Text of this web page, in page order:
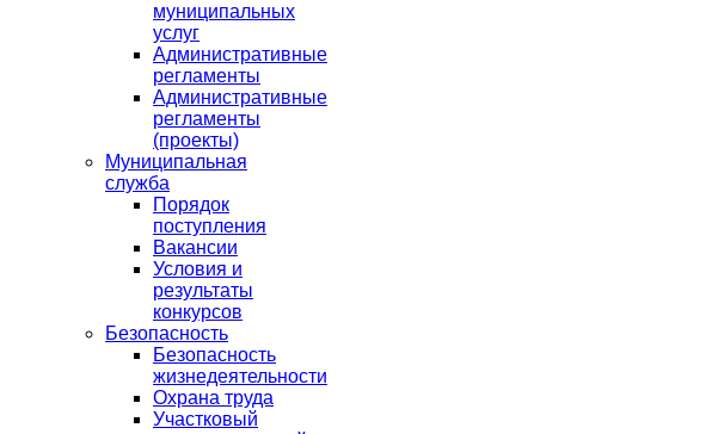
муниципальных
услуг
Административные
регламенты
Административные
регламенты
(проекты)
Муниципальная
служба
Порядок
поступления
Вакансии
Условия и
результаты
конкурсов
Безопасность
Безопасность
жизнедеятельности
Охрана труда
Участковый